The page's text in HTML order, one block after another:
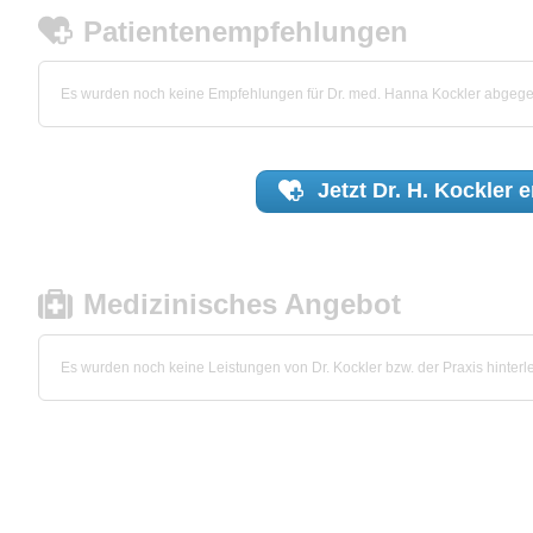
Patientenempfehlungen
Es wurden noch keine Empfehlungen für Dr. med. Hanna Kockler
Jetzt Dr. H. Kockler
Medizinisches Angebot
Es wurden noch keine Leistungen von Dr. Kockler bzw. der Praxis